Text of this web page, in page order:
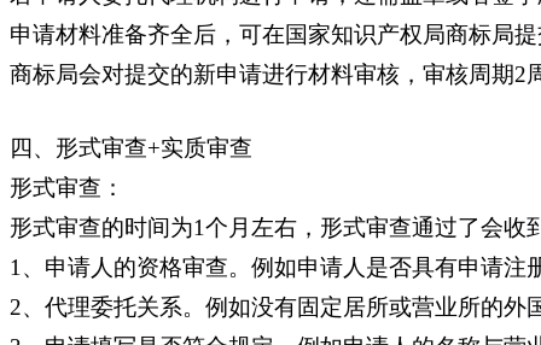
申请材料准备齐全后，可在国家知识产权局商标局
商标局会对提交的新申请进行材料审核，审核周期2
四、形式审查+实质审查
形式审查：
形式审查的时间为1个月左右，形式审查通过了会
1、申请人的资格审查。例如申请人是否具有申请
2、代理委托关系。例如没有固定居所或营业所的